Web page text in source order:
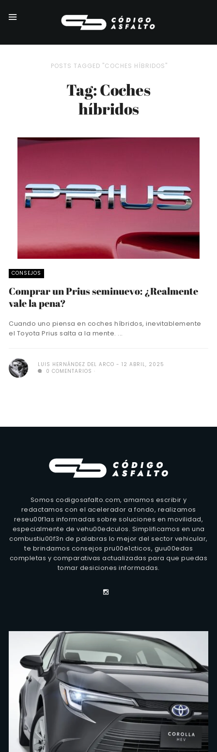
POSTS TAGGED "COCHES HÍBRIDOS"
Tag: Coches
híbridos
CONSEJOS
Comprar un Prius seminuevo: ¿Realmente
vale la pena?
Cuando uno piensa en coches híbridos, inevitablemente
el Toyota Prius salta a la mente. ...
LUIS HERNÁNDEZ DEL ARCO
12 ABRIL, 2025
0 COMENTARIOS
Somos codigosafalto.com, amamos escribir y
redactamos con el acelerador a fondo, realizamos
reseu00f1as informadas sobre soluciones en movilidad,
especialmente de vehu00edculos. Simplificamos en una
combustiu00f3n de palabras lo mejor del sector vehicular,
te brindamos consejos pru00e1cticos, guu00edas
completas y comparativas actualizadas para que puedas
tomar desiciones informadas.